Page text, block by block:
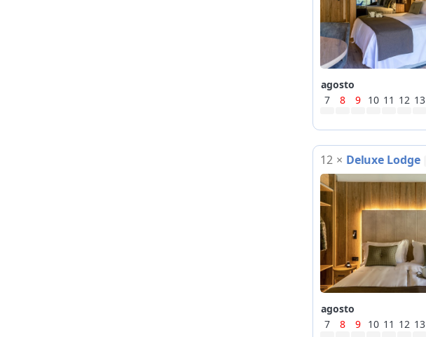
agosto
7
8 9 10 11 12 13
12 × Deluxe Lodge
agosto
7
8 9 10 11 12 13